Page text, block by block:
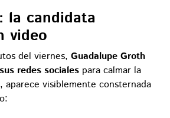
la candidata
video
del viernes, Guadalupe Groth
redes sociales para calmar la
visiblemente consternada